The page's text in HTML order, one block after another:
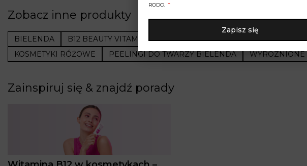
Zobacz inne produkty
BIELENDA B12 BEAUTY VITAMIN TWARZ OCZYSZCZANIE TWARZY
KOSMETYKI RÓŻOWE
PEELINGI DO TWARZY BIELENDA WYRÓZNIONE
Zainspiruj się & znajdź porady
RODO.
Zapisz się